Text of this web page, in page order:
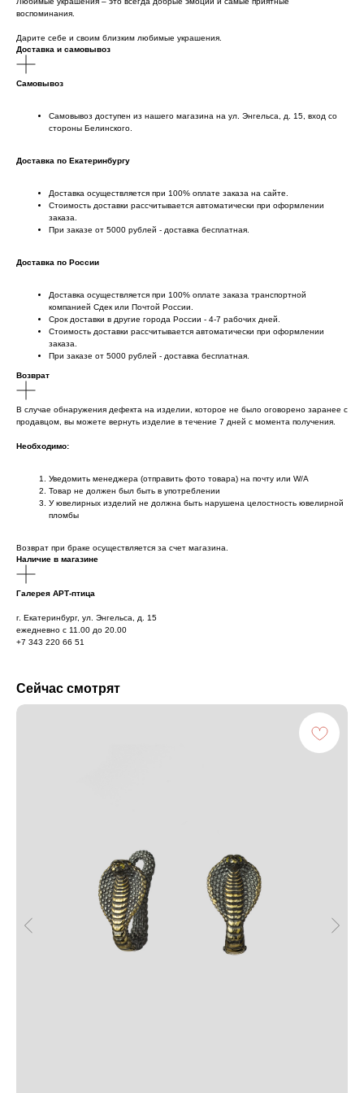
воспоминания.
Дарите себе и своим близким любимые украшения.
Доставка и самовывоз
Самовывоз
Самовывоз доступен из нашего магазина на ул. Энгельса, д. 15, вход со
стороны Белинского.
Доставка по Екатеринбургу
Доставка осуществляется при 100% оплате заказа на сайте.
Стоимость доставки рассчитывается автоматически при оформлении
заказа.
При заказе от 5000 рублей - доставка бесплатная.
Доставка по России
Доставка осуществляется при 100% оплате заказа транспортной
компанией Сдек или Почтой России.
Срок доставки в другие города России - 4-7 рабочих дней.
Стоимость доставки рассчитывается автоматически при оформлении
заказа.
При заказе от 5000 рублей - доставка бесплатная.
Возврат
В случае обнаружения дефекта на изделии, которое не было оговорено заранее с
продавцом, вы можете вернуть изделие в течение 7 дней с момента получения.
Необходимо:
Уведомить менеджера (отправить фото товара) на почту или W/А
Товар не должен был быть в употреблении
У ювелирных изделий не должна быть нарушена целостность ювелирной
пломбы
Возврат при браке осуществляется за счет магазина.
Наличие в магазине
Галерея АРТ-птица
г. Екатеринбург, ул. Энгельса, д. 15
ежедневно с 11.00 до 20.00
+7 343 220 66 51
Сейчас смотрят